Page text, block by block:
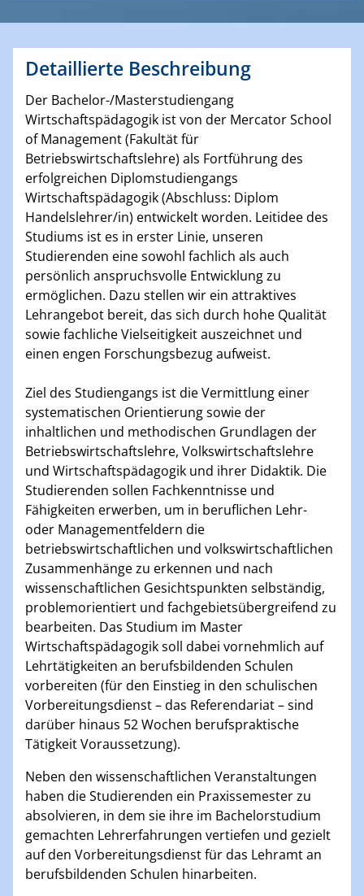
Detaillierte Beschreibung
Der Bachelor-/Masterstudiengang
Wirtschaftspädagogik ist von der Mercator School
of Management (Fakultät für
Betriebswirtschaftslehre) als Fortführung des
erfolgreichen Diplomstudiengangs
Wirtschaftspädagogik (Abschluss: Diplom
Handelslehrer/in) entwickelt worden. Leitidee des
Studiums ist es in erster Linie, unseren
Studierenden eine sowohl fachlich als auch
persönlich anspruchsvolle Entwicklung zu
ermöglichen. Dazu stellen wir ein attraktives
Lehrangebot bereit, das sich durch hohe Qualität
sowie fachliche Vielseitigkeit auszeichnet und
einen engen Forschungsbezug aufweist.
Ziel des Studiengangs ist die Vermittlung einer
systematischen Orientierung sowie der
inhaltlichen und methodischen Grundlagen der
Betriebswirtschaftslehre, Volkswirtschaftslehre
und Wirtschaftspädagogik und ihrer Didaktik. Die
Studierenden sollen Fachkenntnisse und
Fähigkeiten erwerben, um in beruflichen Lehr-
oder Managementfeldern die
betriebswirtschaftlichen und volkswirtschaftlichen
Zusammenhänge zu erkennen und nach
wissenschaftlichen Gesichtspunkten selbständig,
problemorientiert und fachgebietsübergreifend zu
bearbeiten. Das Studium im Master
Wirtschaftspädagogik soll dabei vornehmlich auf
Lehrtätigkeiten an berufsbildenden Schulen
vorbereiten (für den Einstieg in den schulischen
Vorbereitungsdienst – das Referendariat – sind
darüber hinaus 52 Wochen berufspraktische
Tätigkeit Voraussetzung).
Neben den wissenschaftlichen Veranstaltungen
haben die Studierenden ein Praxissemester zu
absolvieren, in dem sie ihre im Bachelorstudium
gemachten Lehrerfahrungen vertiefen und gezielt
auf den Vorbereitungsdienst für das Lehramt an
berufsbildenden Schulen hinarbeiten.